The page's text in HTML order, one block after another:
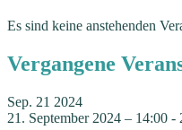
Es sind keine anstehenden
Vergangene
Sep. 21 2024
21. September 2024 – 14:00 -